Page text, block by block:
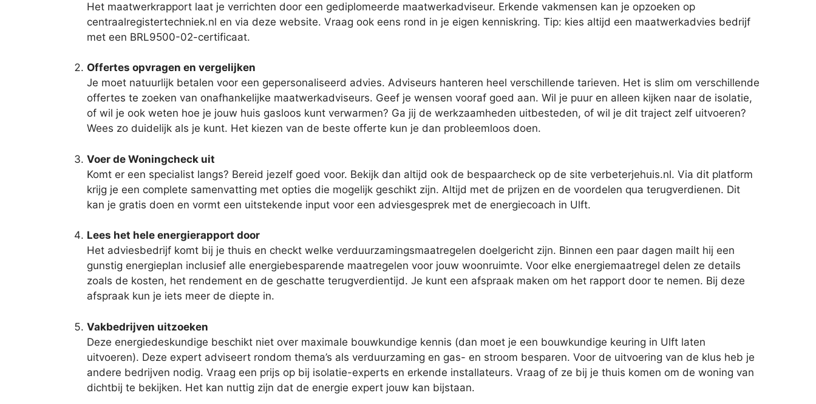
Het maatwerkrapport laat je verrichten door een gediplomeerde maatwerkadviseur. Erkende vakmensen kan je opzoeken op
centraalregistertechniek.nl en via deze website. Vraag ook eens rond in je eigen kenniskring. Tip: kies altijd een maatwerkadvies bedrijf
met een BRL9500-02-certificaat.
Offertes opvragen en vergelijken
Je moet natuurlijk betalen voor een gepersonaliseerd advies. Adviseurs hanteren heel verschillende tarieven. Het is slim om verschillende
offertes te zoeken van onafhankelijke maatwerkadviseurs. Geef je wensen vooraf goed aan. Wil je puur en alleen kijken naar de isolatie,
of wil je ook weten hoe je jouw huis gasloos kunt verwarmen? Ga jij de werkzaamheden uitbesteden, of wil je dit traject zelf uitvoeren?
Wees zo duidelijk als je kunt. Het kiezen van de beste offerte kun je dan probleemloos doen.
Voer de Woningcheck uit
Komt er een specialist langs? Bereid jezelf goed voor. Bekijk dan altijd ook de bespaarcheck op de site verbeterjehuis.nl. Via dit platform
krijg je een complete samenvatting met opties die mogelijk geschikt zijn. Altijd met de prijzen en de voordelen qua terugverdienen. Dit
kan je gratis doen en vormt een uitstekende input voor een adviesgesprek met de energiecoach in Ulft.
Lees het hele energierapport door
Het adviesbedrijf komt bij je thuis en checkt welke verduurzamingsmaatregelen doelgericht zijn. Binnen een paar dagen mailt hij een
gunstig energieplan inclusief alle energiebesparende maatregelen voor jouw woonruimte. Voor elke energiemaatregel delen ze details
zoals de kosten, het rendement en de geschatte terugverdientijd. Je kunt een afspraak maken om het rapport door te nemen. Bij deze
afspraak kun je iets meer de diepte in.
Vakbedrijven uitzoeken
Deze energiedeskundige beschikt niet over maximale bouwkundige kennis (dan moet je een bouwkundige keuring in Ulft laten
uitvoeren). Deze expert adviseert rondom thema’s als verduurzaming en gas- en stroom besparen. Voor de uitvoering van de klus heb je
andere bedrijven nodig. Vraag een prijs op bij isolatie-experts en erkende installateurs. Vraag of ze bij je thuis komen om de woning van
dichtbij te bekijken. Het kan nuttig zijn dat de energie expert jouw kan bijstaan.